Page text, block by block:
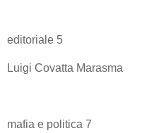
editoriale 5
Luigi Covatta Marasma
mafia e politica 7